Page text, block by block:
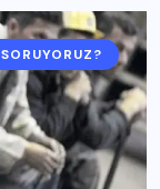
SORUYORUZ?